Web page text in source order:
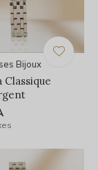
Bijoux